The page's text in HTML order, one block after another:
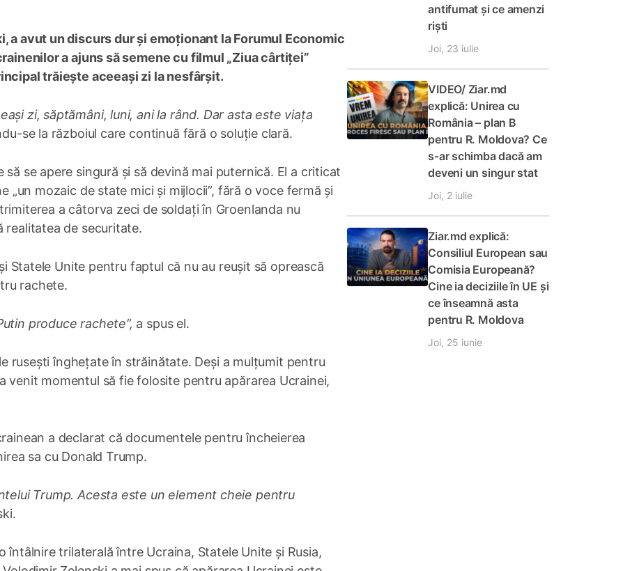
a avut un discurs dur și emoționant la Forumul Economic
a ajuns să semene cu filmul „Ziua cârtiței”
trăiește aceeași zi la nesfârșit.
zi, săptămâni, luni, ani la rând. Dar asta este viața
se la războiul care continuă fără o soluție clară.
se apere singură și să devină mai puternică. El a criticat
„un mozaic de state mici și mijlocii”, fără o voce fermă și
a câtorva zeci de soldați în Groenlanda nu
realitatea de securitate.
Statele Unite pentru faptul că nu au reușit să oprească
rachete.
produce rachete”, a spus el.
rusești înghețate în străinătate. Deși a mulțumit pentru
venit momentul să fie folosite pentru apărarea Ucrainei,
a declarat că documentele pentru încheierea
sa cu Donald Trump.
Trump. Acesta este un element cheie pentru
întâlnire trilaterală între Ucraina, Statele Unite și Rusia,
antifumat și ce amenzi
riști
Joi, 23 iulie
VIDEO/ Ziar.md
explică: Unirea cu
România – plan B
pentru R. Moldova? Ce
s-ar schimba dacă am
deveni un singur stat
Joi, 2 iulie
Ziar.md explică:
Consiliul European sau
Comisia Europeană?
Cine ia deciziile în UE și
ce înseamnă asta
pentru R. Moldova
Joi, 25 iunie